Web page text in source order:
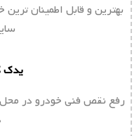
بهترین و قابل اطمینان
یدک
رفع نقص فنی خودرو در محل،